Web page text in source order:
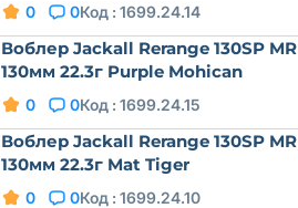
0 0Код : 1699.24.14
Воблер Jackall Rerange 130SP MR
130мм 22.3г Purple Mohican
0 0Код : 1699.24.15
Воблер Jackall Rerange 130SP MR
130мм 22.3г Mat Tiger
0 0Код : 1699.24.10